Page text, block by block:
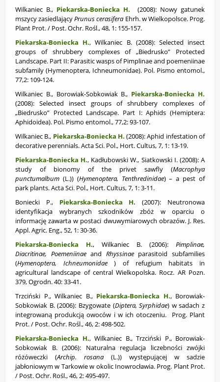
Wilkaniec B., Piekarska-Boniecka H. (2008): Nowy gatunek
mszycy zasiedlającyPrunus cerasifera Ehrh. w Wielkopolsce. Prog.
Plant Prot. / Post. Ochr. Rośl., 48, 1: 155-157.
Piekarska-Boniecka H., Wilkaniec B. (2008): Selected insect
groups of shrubbery complexes of „Biedrusko” Protected
Landscape. Part II: Parasitic wasps of Pimplinae and poemeniinae
subfamily (Hymenoptera, Ichneumonidae). Pol. Pismo entomol.,
77,2: 109-124.
Wilkaniec B., Borowiak-Sobkowiak B., Piekarska-Boniecka H.
(2008): Selected insect groups of shrubbery complexes of
„Biedrusko” Protected Landscape. Part I: Aphids (Hemiptera:
Aphidoidea). Pol. Pismo entomol., 77,2: 93-107.
Wilkaniec B., Piekarska-Boniecka H. (2008):Aphid infestation of
decorative perennials. Acta Sci. Pol., Hort. Cultus, 7, 1: 13-19.
Piekarska-Boniecka H., Kadłubowski W., Siatkowski I. (2008): A
study of bionomy of the privet sawfly (Macrophya
punctumalbum (L.)) (Hymenoptera, Tenthredinidae) – a pest of
park plants. Acta Sci. Pol., Hort. Cultus, 7, 1: 3-11.
Boniecki P.,
Piekarska-Boniecka H.
(2007): Neutronowa
identyfikacja wybranych szkodników zbóż w oparciu o
informację zawarta w postaci dwuwymiarowych obrazów. J. Res.
Appl. Agric. Eng., 52, 1: 30-36.
Piekarska-Boniecka H., Wilkaniec B. (2006):
Pimplinae,
Diacritinae, Poemeniinaeand Rhyssinae parasitoid subfamilies
(Hymenoptera, Ichneumonidae) of refugium habitats in
agricultural landscape of central Wielkopolska. Rocz. AR Pozn.
379, Ogrodn. 40: 33-41.
Trzciński P., Wilkaniec B., Piekarska-Boniecka H., Borowiak-
Sobkowiak B. (2006): Bzygowate (Diptera, Syrphidae) w sadach z
integrowaną produkcją owoców i w ich otoczeniu. Prog. Plant
Prot. / Post. Ochr. Rośl., 46, 2: 498-502.
Piekarska-Boniecka H., Wilkaniec B., Trzciński P., Borowiak-
Sobkowiak B. (2006):
Naturalna regulacja liczebności zwójki
różóweczki (Archip. rosana (L.)) występującej w sadzie
jabłoniowym w Tarkowie w okolic Inowrocławia. Prog. Plant Prot.
/ Post. Ochr. Rośl., 46, 2: 495-497.